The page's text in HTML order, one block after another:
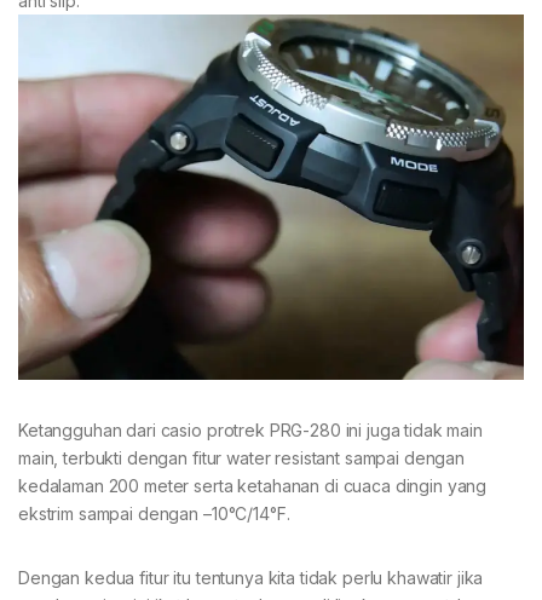
Ketangguhan dari casio protrek PRG-280 ini juga tidak main
main, terbukti dengan fitur water resistant sampai dengan
kedalaman 200 meter serta ketahanan di cuaca dingin yang
ekstrim sampai dengan –10°C/14°F.
Dengan kedua fitur itu tentunya kita tidak perlu khawatir jika